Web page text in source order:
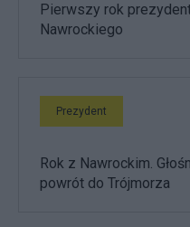
Pierwszy rok
Nawrockiego
Prezydent
Rok z Nawrockim.
powrót do Trójmorza